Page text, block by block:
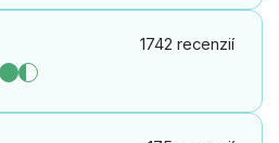
1742 recenzií